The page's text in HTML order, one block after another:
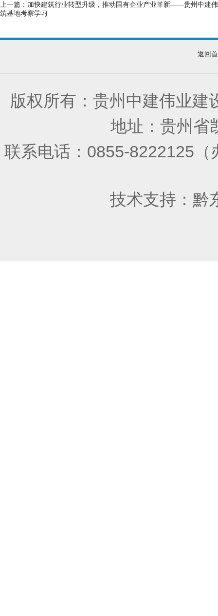
上一篇： 加快建筑行业转型升级，推动国有企业产业革新——贵州中建
筑基地考察学习
返回
版权所有：贵州中建伟业
地址：贵州
联系电话：0855-8222125
技术支持： 黔